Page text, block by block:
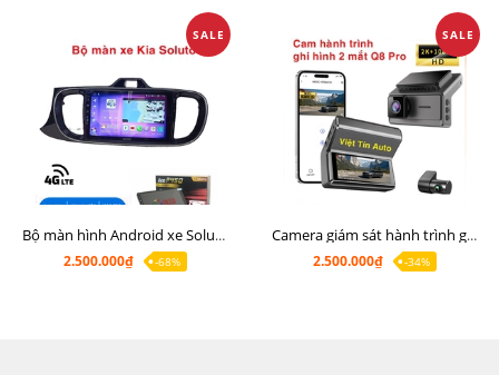
SALE
Bộ màn hình Android xe Soluto, mặt dưỡng lắp màn hình Soluto kèm rắc zin
2.500.000₫
-68%
SALE
Camera giám sát hành trình ghi hình 2 mắt Q8 Pro độ phân giải 2K +1080P
2.500.000₫
-34%